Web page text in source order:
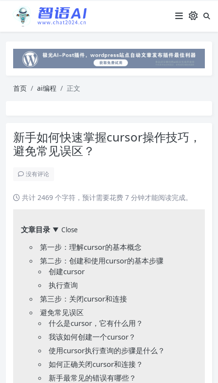
首页 ai编程 正文
新手如何快速掌握cursor操作技巧，
避免常见误区？
没有评论
共计 2469 个字符，预计需要花费 7 分钟才能阅读完成。
文章目录 ▼ Close
第一步：理解cursor的基本概念
第二步：创建和使用cursor的基本步骤
创建cursor
执行查询
第三步：关闭cursor和连接
避免常见误区
什么是cursor，它有什么用？
我该如何创建一个cursor？
使用cursor执行查询的步骤是什么？
如何正确关闭cursor和连接？
新手最常见的错误有哪些？